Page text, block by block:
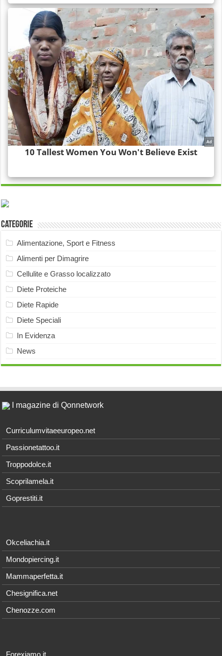
Categorie
Alimentazione, Sport e Fitness
Alimenti per Dimagrire
Cellulite e Grasso localizzato
Diete Proteiche
Diete Rapide
Diete Speciali
In Evidenza
News
I magazine di Qonnetwork
Curriculumvitaeeuropeo.net
Passionetattoo.it
Troppodolce.it
Scoprilamela.it
Goprestiti.it
Okceliachia.it
Mondopiercing.it
Mammaperfetta.it
Chesignifica.net
Chenozze.com
Forexiamo.it